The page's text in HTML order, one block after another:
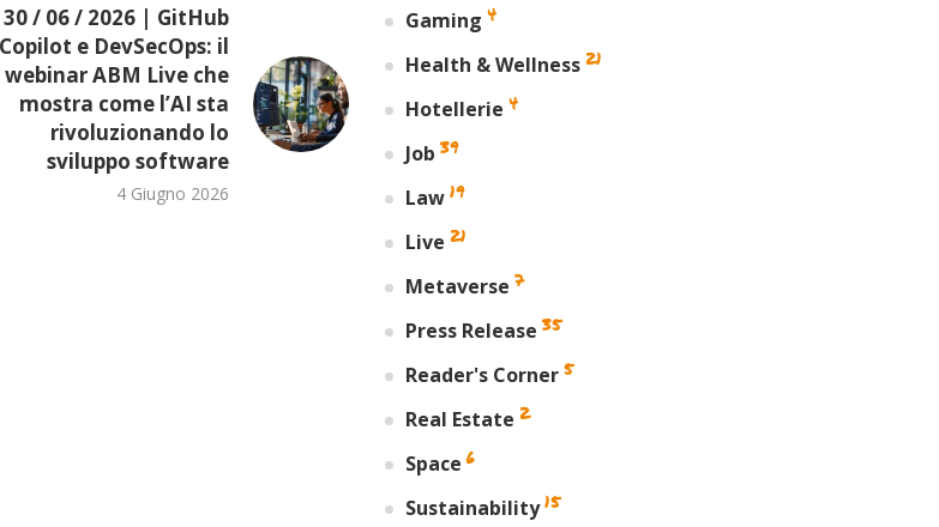
30 / 06 / 2026 | GitHub
Copilot e DevSecOps: il
webinar ABM Live che
mostra come l’AI sta
rivoluzionando lo
sviluppo software
4 Giugno 2026
Gaming 4
Health & Wellness 21
Hotellerie 4
Job 39
Law 19
Live 21
Metaverse 7
Press Release 35
Reader's Corner 5
Real Estate 2
Space 6
Sustainability 15